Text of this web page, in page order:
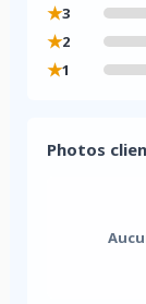
★3
★2
★1
Photos